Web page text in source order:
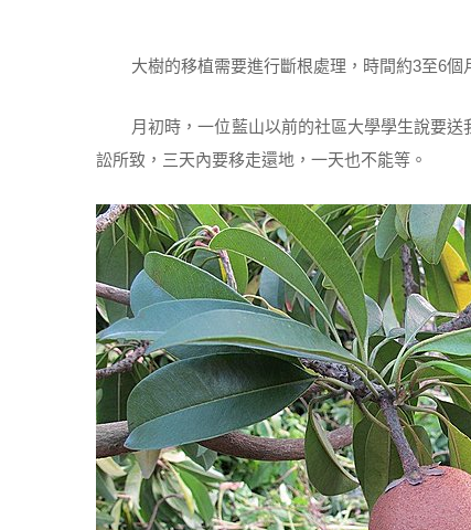
大樹的移植需要進行斷根處理，時間約3至6個
月初時，一位藍山以前的社區大學學生說要送
訟所致，三天內要移走還地，一天也不能等。